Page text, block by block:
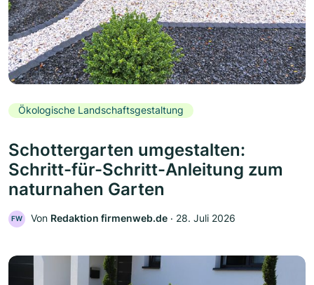
Ökologische Landschaftsgestaltung
Schottergarten umgestalten:
Schritt-für-Schritt-Anleitung zum
naturnahen Garten
FW Von Redaktion firmenweb.de ‧ 28. Juli 2026